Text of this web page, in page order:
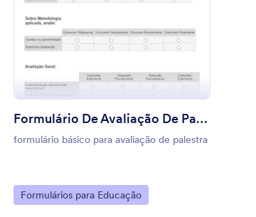
De Aluno
Formulário De Avaliação De Palestras
formulário básico para avaliação de palestra
Go to Category:
Formulários para Educação